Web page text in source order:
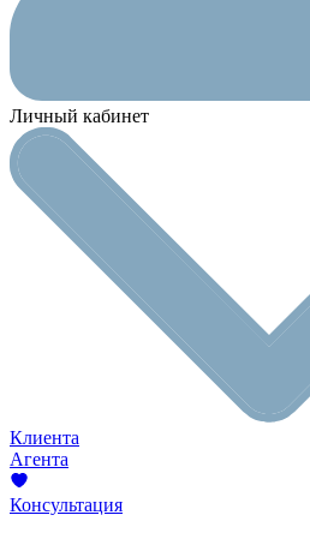
Личный кабинет
Клиента
Агента
Консультация